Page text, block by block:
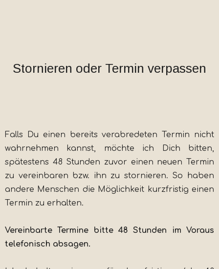
Stornieren oder Termin verpassen
Falls Du einen bereits verabredeten Termin nicht
wahrnehmen kannst, möchte ich Dich bitten,
spätestens 48 Stunden zuvor einen neuen Termin
zu vereinbaren bzw. ihn zu stornieren. So haben
andere Menschen die Möglichkeit kurzfristig einen
Termin zu erhalten.
Vereinbarte Termine bitte 48 Stunden im Voraus
telefonisch absagen.